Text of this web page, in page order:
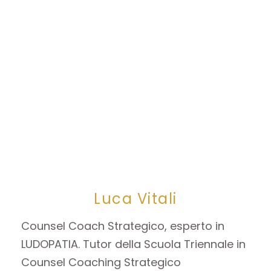
Luca Vitali
Counsel Coach Strategico, esperto in
LUDOPATIA. Tutor della Scuola Triennale in
Counsel Coaching Strategico